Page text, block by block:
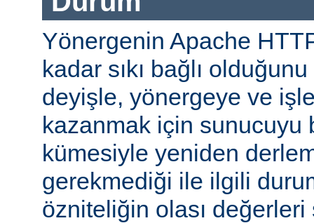
Yönergenin Apache
kadar sıkı bağlı
deyişle, yönergeye ve
kazanmak için sunucuyu
kümesiyle yeniden
gerekmediği ile ilgili
özniteliğin olası değerleri